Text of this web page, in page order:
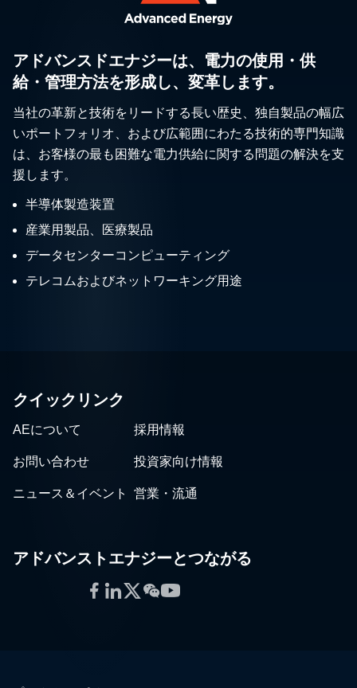
アドバンスドエナジーは、電力の使用・供
給・管理方法を形成し、変革します。
当社の革新と技術をリードする長い歴史、独自製品の幅広
いポートフォリオ、および広範囲にわたる技術的専門知識
は、お客様の最も困難な電力供給に関する問題の解決を支
援します。
半導体製造装置
産業用製品、医療製品
データセンターコンピューティング
テレコムおよびネットワーキング用途
クイックリンク
AEについて 採用情報
お問い合わせ 投資家向け情報
ニュース＆イベント 営業・流通
アドバンストエナジーとつながる
Facebook
LinkedIn
Twitter
WeChat
YouTube